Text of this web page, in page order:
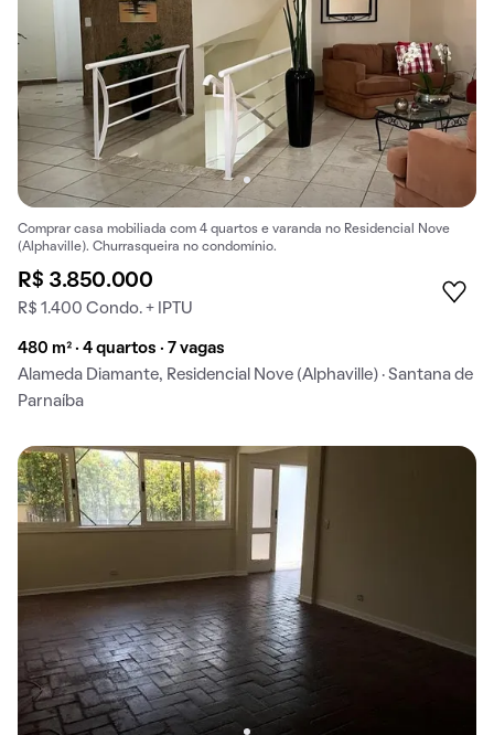
Comprar casa mobiliada com 4 quartos e varanda no Residencial Nove
(Alphaville). Churrasqueira no condomínio.
R$ 3.850.000
R$ 1.400 Condo. + IPTU
480 m² · 4 quartos · 7 vagas
Alameda Diamante, Residencial Nove (Alphaville) · Santana de
Parnaíba